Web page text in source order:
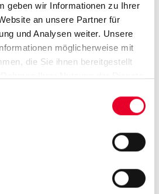
geben wir Informationen zu Ihrer
an unsere Partner für
und Analysen weiter. Unsere
möglicherweise mit
die Sie ihnen bereitgestellt